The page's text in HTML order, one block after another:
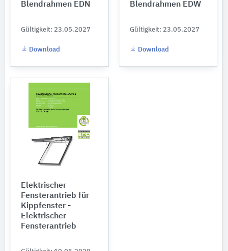
Blendrahmen EDN
Gültigkeit: 23.05.2027
Download
Blendrahmen EDW
Gültigkeit: 23.05.2027
Download
Elektrischer
Fensterantrieb für
Kippfenster -
Elektrischer
Fensterantrieb